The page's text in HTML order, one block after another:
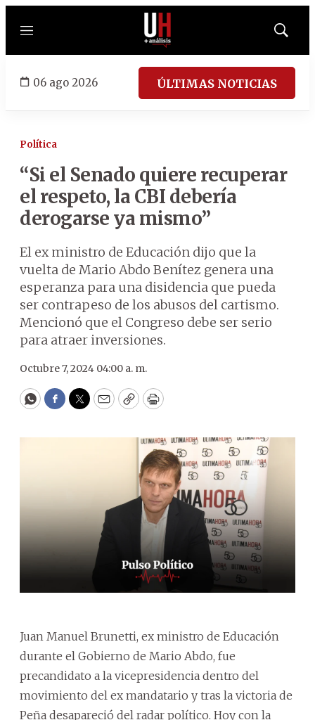
Menú
Mostrar
06 ago 2026 ÚLTIMAS NOTICIAS
Política
“Si el Senado quiere recuperar
el respeto, la CBI debería
derogarse ya mismo”
El ex ministro de Educación dijo que la
vuelta de Mario Abdo Benítez genera una
esperanza para una disidencia que pueda
ser contrapeso de los abusos del cartismo.
Mencionó que el Congreso debe ser serio
para atraer inversiones.
Octubre 7, 2024 04:00 a. m.
WhatsApp
Facebook
Twitter
EmailCopyPrint
Juan Manuel Brunetti, ex ministro de Educación
durante el Gobierno de Mario Abdo, fue
precandidato a la vicepresidencia dentro del
movimiento del ex mandatario y tras la victoria de
Peña desapareció del radar político. Hoy con la